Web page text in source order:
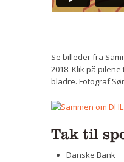
Se billeder fra
2018. Klik på
bladre. Fotograf
Tak til
Danske Bank